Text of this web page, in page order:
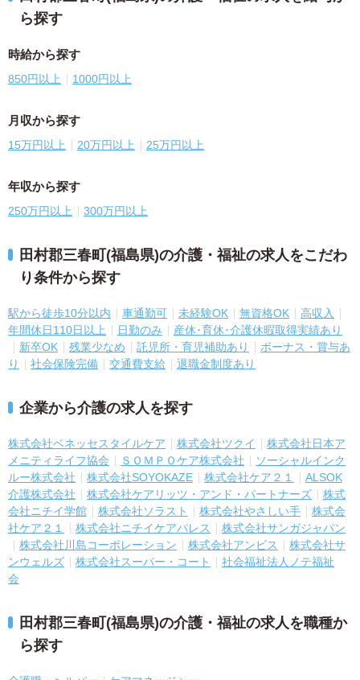
ら探す
時給から探す
850円以上 1000円以上
月収から探す
15万円以上 20万円以上 25万円以上
年収から探す
250万円以上 300万円以上
田村郡三春町(福島県)の介護・福祉の求人をこだわ
り条件から探す
駅から徒歩10分以内 車通勤可 未経験OK 無資格OK
高収入
年間休日110日以上
日勤のみ
産休･育休･介護休暇取得実績あり
新卒OK
残業少なめ 託児所・育児補助あり
ボーナス・賞与あ
り
社会保険完備 交通費支給 退職金制度あり
企業から介護の求人を探す
株式会社ベネッセスタイルケア 株式会社ツクイ
株式会社日本ア
メニティライフ協会
ＳＯＭＰＯケア株式会社
ソーシャルインク
ルー株式会社
株式会社SOYOKAZE 株式会社ケア２１
ALSOK
介護株式会社
株式会社ケアリッツ・アンド・パートナーズ
株式
会社ニチイ学館
株式会社ソラスト 株式会社やさしい手
株式会
社ケア２１
株式会社ニチイケアパレス
株式会社サンガジャパン
株式会社川島コーポレーション
株式会社アンビス
株式会社サ
ンウェルズ
株式会社スーパー・コート
社会福祉法人ノテ福祉
会
田村郡三春町(福島県)の介護・福祉の求人を職種か
ら探す